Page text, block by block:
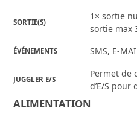
SORTIE(S)
1× sortie
sortie max
ÉVÉNEMENTS SMS, E-
JUGGLER E/S
Permet de
d’E/S
ALIMENTATION